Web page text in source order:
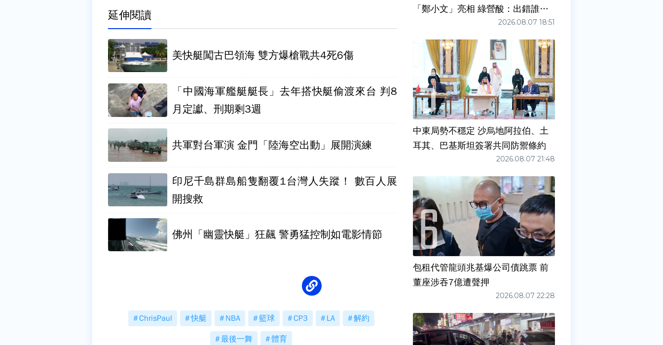
延伸閱讀
美快艇闖古巴領海 雙方爆槍戰共4死6傷
「中國海軍艦艇艇長」去年搭快艇偷渡來台 判8
月定讞、刑期剩3週
共軍對台軍演 金門「陸海空出動」展開演練
印尼千島群島船隻翻覆1台灣人失蹤！ 數百人展
開搜救
佛州「幽靈快艇」狂飆 警勇猛控制如電影情節
ChrisPaul 快艇 NBA 籃球 CP3 LA 解約
最後一舞 體育
「鄭小文」亮相 綠營酸：出錯誰負
2026.08.07 18:51
中東局勢不穩定 沙烏地阿拉伯、土
耳其、巴基斯坦簽署共同防禦條約
2026.08.07 21:48
包租代管龍頭兆基爆公司債跳票 前
董座涉吞7億遭聲押
2026.08.07 22:28